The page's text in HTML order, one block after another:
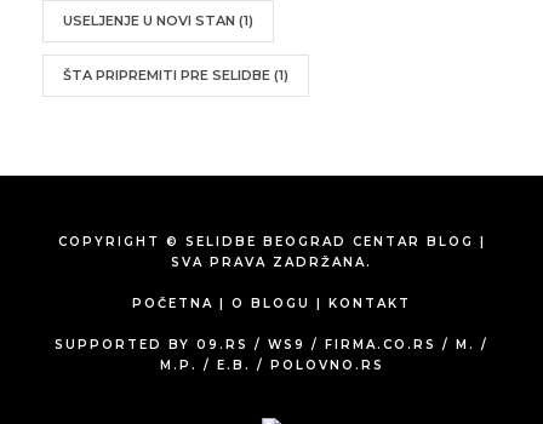
USELJENJE U NOVI STAN (1)
ŠTA PRIPREMITI PRE SELIDBE (1)
COPYRIGHT © SELIDBE BEOGRAD CENTAR BLOG |
SVA PRAVA ZADRŽANA.
POČETNA | O BLOGU | KONTAKT
SUPPORTED BY 09.RS / WS9 / FIRMA.CO.RS / M.
/
M.P.
/ E.B. / POLOVNO.RS